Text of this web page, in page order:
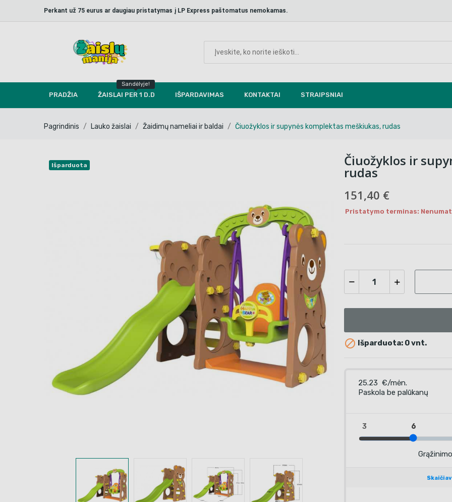
Perkant už 75 eurus ar daugiau pristatymas į LP Express paštomatus nemokamas.
PRADŽIA ŽAISLAI PER 1 D.D
Sandėlyje!
IŠPARDAVIMAS KONTAKTAI STRAIPSNIAI
Pagrindinis Lauko žaislai Žaidimų nameliai ir baldai Čiuožyklos ir supynės komplektas meškiukas, rudas
Išparduota Čiuožyklos ir
rudas
151,40 €
Pristatymo terminas:
 Išparduota: 0 vnt.